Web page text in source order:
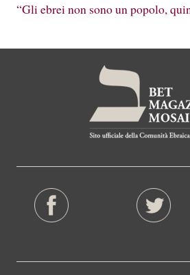
“Gli ebrei non sono un popolo,